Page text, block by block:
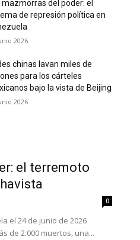
mazmorras del poder: el
de represión política en
2026
chinas lavan miles de
para los cárteles
bajo la vista de Beijing
2026
el terremoto
0
el 24 de junio de 2026
de 2.000 muertos, una...